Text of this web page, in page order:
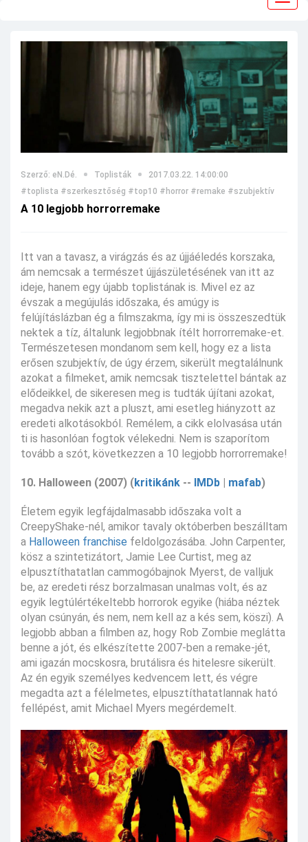
Szerző: eN.Dé. Toplisták
2017.03.22. 14:00:00
#toplista #szerkesztőség #top10 #horror #remake #szubjektív
A 10 legjobb horrorremake
Itt van a tavasz, a virágzás és az újjáéledés korszaka,
ám nemcsak a természet újjászületésének van itt az
ideje, hanem egy újabb toplistának is. Mivel ez az
évszak a megújulás időszaka, és amúgy is
felújításlázban ég a filmszakma, így mi is összeszedtük
nektek a tíz, általunk legjobbnak ítélt horrorremake-et.
Természetesen mondanom sem kell, hogy ez a lista
erősen szubjektív, de úgy érzem, sikerült megtalálnunk
azokat a filmeket, amik nemcsak tisztelettel bántak az
elődeikkel, de sikeresen meg is tudták újítani azokat,
megadva nekik azt a pluszt, ami esetleg hiányzott az
eredeti alkotásokból. Remélem, a cikk elolvasása után
ti is hasonlóan fogtok vélekedni. Nem is szaporítom
tovább a szót, következzen a 10 legjobb horrorremake!
10. Halloween (2007) (kritikánk -- IMDb | mafab)
Életem egyik legfájdalmasabb időszaka volt a
CreepyShake-nél, amikor tavaly októberben beszálltam
a Halloween franchise feldolgozásába. John Carpenter,
kösz a szintetizátort, Jamie Lee Curtist, meg az
elpusztíthatatlan cammogóbajnok Myerst, de valljuk
be, az eredeti rész borzalmasan unalmas volt, és az
egyik legtúlértékeltebb horrorok egyike (hiába néztek
olyan csúnyán, és nem, nem kell az a kés sem, köszi). A
legjobb abban a filmben az, hogy Rob Zombie meglátta
benne a jót, és elkészítette 2007-ben a remake-jét,
ami igazán mocskosra, brutálisra és hitelesre sikerült.
Az én egyik személyes kedvencem lett, és végre
megadta azt a félelmetes, elpusztíthatatlannak ható
fellépést, amit Michael Myers megérdemelt.